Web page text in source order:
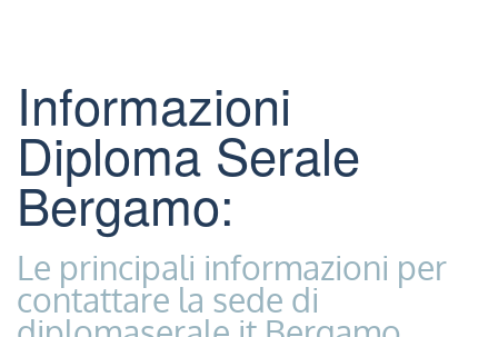
Informazioni
Diploma Serale
Bergamo:
Le principali informazioni per
contattare la sede di